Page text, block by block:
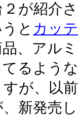
が紹介
と カッ
、アル
るよう
が、以
新発売